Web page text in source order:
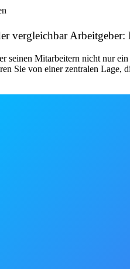
vergleichbar
Mitarbeitern nicht nur
Sie von einer zentralen